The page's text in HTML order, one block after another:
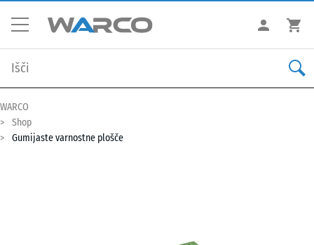
WARCO
Shop
Gumijaste varnostne plošče